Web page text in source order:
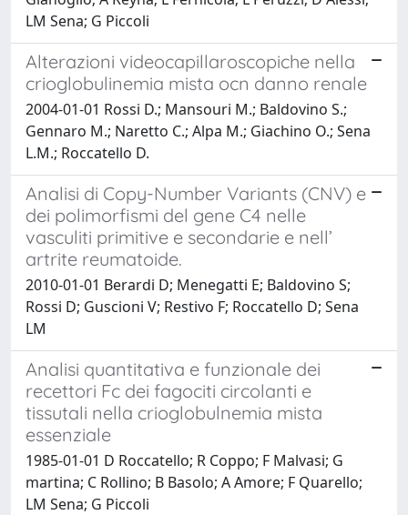
LM Sena; G Piccoli
Alterazioni videocapillaroscopiche nella
crioglobulinemia mista ocn danno renale
2004-01-01 Rossi D.; Mansouri M.; Baldovino S.;
Gennaro M.; Naretto C.; Alpa M.; Giachino O.; Sena
L.M.; Roccatello D.
Analisi di Copy-Number Variants (CNV) e
dei polimorfismi del gene C4 nelle
vasculiti primitive e secondarie e nell’
artrite reumatoide.
2010-01-01 Berardi D; Menegatti E; Baldovino S;
Rossi D; Guscioni V; Restivo F; Roccatello D; Sena
LM
Analisi quantitativa e funzionale dei
recettori Fc dei fagociti circolanti e
tissutali nella crioglobulnemia mista
essenziale
1985-01-01 D Roccatello; R Coppo; F Malvasi; G
martina; C Rollino; B Basolo; A Amore; F Quarello;
LM Sena; G Piccoli